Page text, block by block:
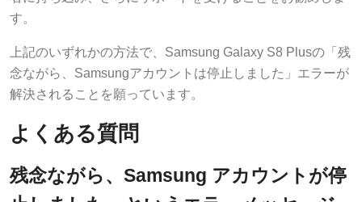
す。
上記のいずれかの方法で、Samsung Galaxy S8 Plusの「残
念ながら、Samsungアカウントは停止しました」エラーが
解決されることを願っています。
よくある質問
残念ながら、Samsung アカウントが停